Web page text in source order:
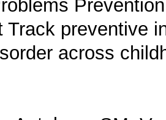
Track preventive
across